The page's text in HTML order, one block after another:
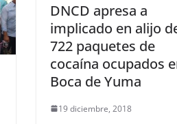
DNCD apresa a
implicado en alijo
722 paquetes de
cocaína ocupados
Boca de Yuma
19 diciembre, 2018